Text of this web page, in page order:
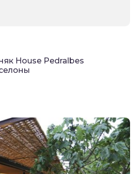
House Pedralbes